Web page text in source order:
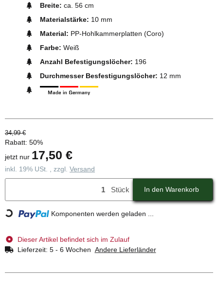
Breite: ca. 56 cm
Materialstärke: 10 mm
Material: PP-Hohlkammerplatten (Coro)
Farbe: Weiß
Anzahl Befestigungslöcher: 196
Durchmesser Besfestigungslöcher: 12 mm
34,99 €
Rabatt: 50%
jetzt nur 17,50 €
inkl. 19% USt. , zzgl. Versand
Stück In den Warenkorb
Loading... Komponenten werden geladen ...
Dieser Artikel befindet sich im Zulauf
Lieferzeit: 5 - 6 Wochen Andere Lieferländer